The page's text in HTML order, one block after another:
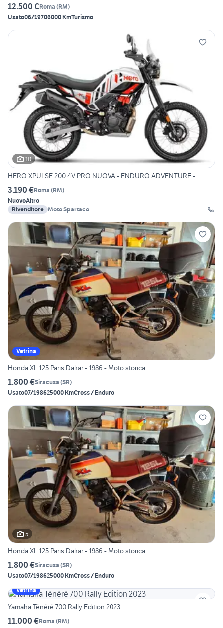
12.500 €Roma (RM)
Usato06/19706000 KmTurismo
10
HERO XPULSE 200 4V PRO NUOVA - ENDURO ADVENTURE -
3.190 €Roma (RM)
NuovoAltro
Rivenditore Moto Spartaco
Vetrina
Honda XL 125 Paris Dakar - 1986 - Moto storica
1.800 €Siracusa (SR)
Usato07/198625000 KmCross / Enduro
5
Honda XL 125 Paris Dakar - 1986 - Moto storica
1.800 €Siracusa (SR)
Usato07/198625000 KmCross / Enduro
Vetrina
Yamaha Ténéré 700 Rally Edition 2023
11.000 €Roma (RM)